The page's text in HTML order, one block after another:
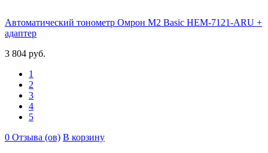
Автоматический тонометр Омрон М2 Basic HEM-7121-ARU +
адаптер
3 804 руб.
1
2
3
4
5
0 Отзыва (ов) В корзину